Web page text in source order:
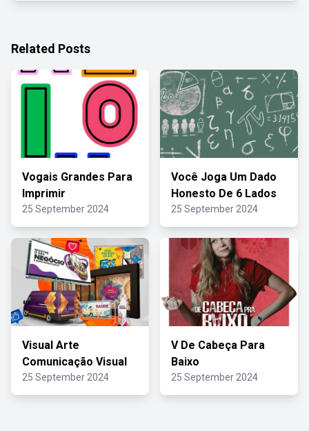
Related Posts
Vogais Grandes Para
Imprimir
25 September 2024
Você Joga Um Dado
Honesto De 6 Lados
25 September 2024
Visual Arte
Comunicação Visual
25 September 2024
V De Cabeça Para
Baixo
25 September 2024